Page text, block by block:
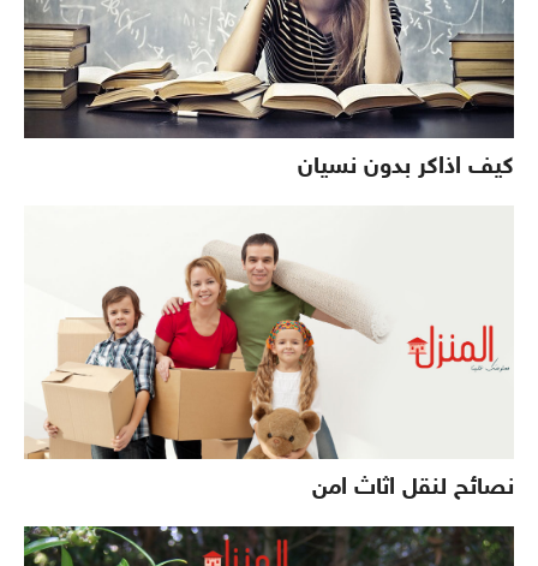
كيف اذاكر بدون نسيان
نصائح لنقل اثاث امن